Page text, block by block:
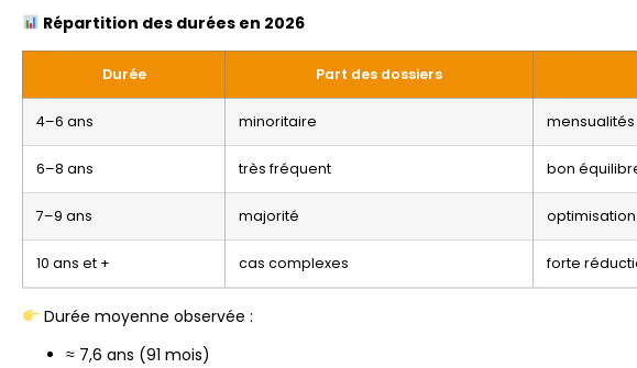
Répartition des durées en 2026
Durée Part des dossiers
4–6 ans minoritaire
6–8 ans très fréquent bon
7–9 ans majorité
10 ans et + cas complexes forte
Durée moyenne observée :
≈ 7,6 ans (91 mois)